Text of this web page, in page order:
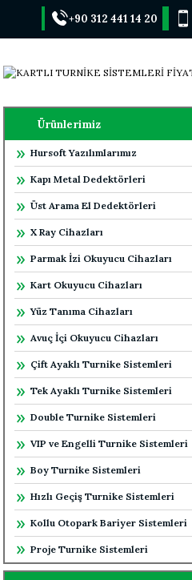
+90 312 441 14 20
Ürünlerimiz
Hursoft Yazılımlarımız
Kapı Metal Dedektörleri
Üst Arama El Dedektörleri
X Ray Cihazları
Parmak İzi Okuyucu Cihazları
Kart Okuyucu Cihazları
Yüz Tanıma Cihazları
Avuç İçi Okuyucu Cihazları
Çift Ayaklı Turnike Sistemleri
Tek Ayaklı Turnike Sistemleri
Double Turnike Sistemleri
VIP ve Engelli Turnike Sistemleri
Boy Turnike Sistemleri
Hızlı Geçiş Turnike Sistemleri
Kollu Otopark Bariyer Sistemleri
Proje Turnike Sistemleri